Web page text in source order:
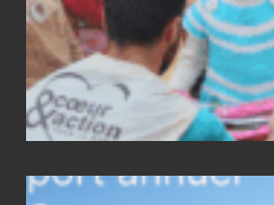
2023